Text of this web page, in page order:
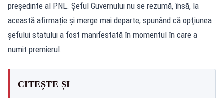
preşedinte al PNL. Șeful Guvernului nu se rezumă, însă, la
această afirmație și merge mai departe, spunând că opţiunea
şefului statului a fost manifestată în momentul în care a
numit premierul.
CITEȘTE ȘI